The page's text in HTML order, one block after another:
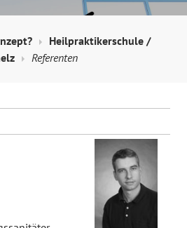
Heilpraktikerschule /
Referenten